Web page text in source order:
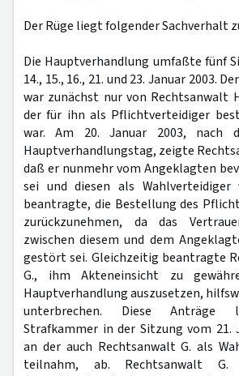
Der Rüge liegt folgender Sachverhalt
Die Hauptverhandlung umfaßte fünf
14., 15., 16., 21. und 23. Januar 2003.
war zunächst nur von Rechtsanwalt
der für ihn als Pflichtverteidiger
war. Am 20. Januar 2003, nach
Hauptverhandlungstag, zeigte
daß er nunmehr vom Angeklagten
sei und diesen als
beantragte, die Bestellung des
zurückzunehmen, da das
zwischen diesem und dem
gestört sei. Gleichzeitig beantragte
G., ihm Akteneinsicht zu
Hauptverhandlung auszusetzen,
unterbrechen. Diese Anträge
Strafkammer in der Sitzung vom 21.
an der auch Rechtsanwalt G. als
teilnahm, ab. Rechtsanwalt G.